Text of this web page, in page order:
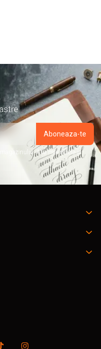
de cel putin 10 ani de la
Afla mai multe in